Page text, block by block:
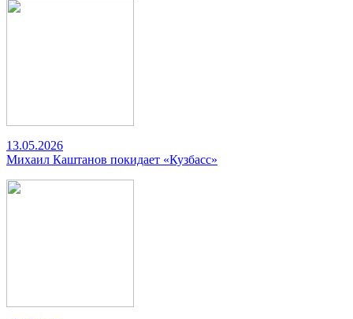
13.05.2026
Михаил Каштанов покидает «Кузбасс»